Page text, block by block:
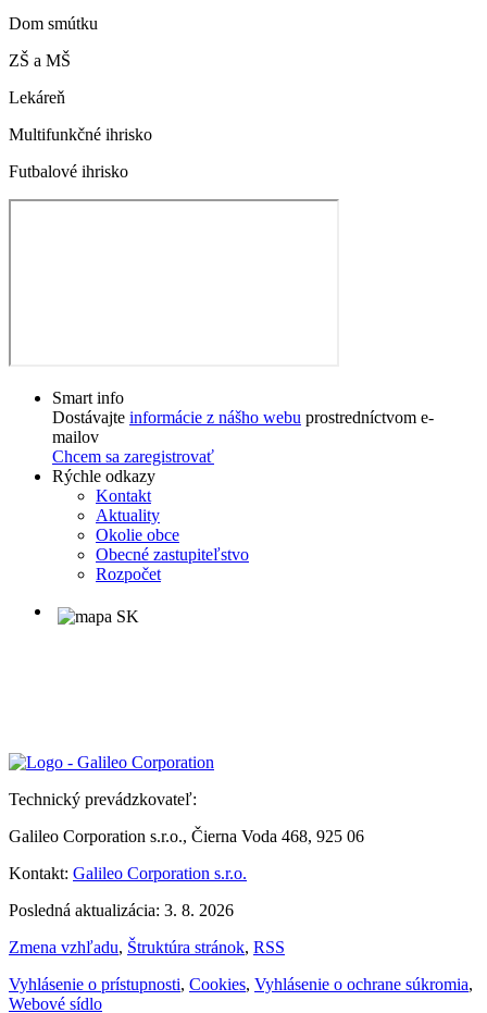
Dom smútku
ZŠ a MŠ
Lekáreň
Multifunkčné ihrisko
Futbalové ihrisko
Smart info
Dostávajte informácie z nášho webu prostredníctvom e-
mailov
Chcem sa zaregistrovať
Rýchle odkazy
Kontakt
Aktuality
Okolie obce
Obecné zastupiteľstvo
Rozpočet
Technický prevádzkovateľ:
Galileo Corporation s.r.o., Čierna Voda 468, 925 06
Kontakt: Galileo Corporation s.r.o.
Posledná aktualizácia: 3. 8. 2026
Zmena vzhľadu, Štruktúra stránok, RSS
Vyhlásenie o prístupnosti, Cookies, Vyhlásenie o ochrane súkromia,
Webové sídlo